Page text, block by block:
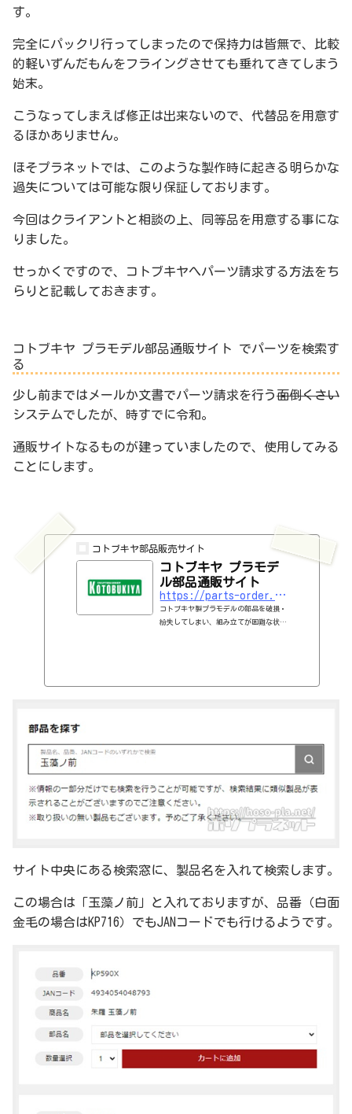
す。
完全にパックリ行ってしまったので保持力は皆無で、比較
的軽いずんだもんをフライングさせても垂れてきてしまう
始末。
こうなってしまえば修正は出来ないので、代替品を用意す
るほかありません。
ほそプラネットでは、このような製作時に起きる明らかな
過失については可能な限り保証しております。
今回はクライアントと相談の上、同等品を用意する事にな
りました。
せっかくですので、コトブキヤへパーツ請求する方法をち
らりと記載しておきます。
コトブキヤ プラモデル部品通販サイト でパーツを検索す
る
少し前まではメールか文書でパーツ請求を行う面倒くさい
システムでしたが、時すでに令和。
通販サイトなるものが建っていましたので、使用してみる
ことにします。
コトブキヤ部品販売サイト
コトブキヤ プラモデ
ル部品通販サイト
https://parts-order.kotobukiya.co.jp
コトブキヤ製プラモデルの部品を破損・
紛失してしまい、組み立てが困難な状態
サイト中央にある検索窓に、製品名を入れて検索します。
この場合は「玉藻ノ前」と入れておりますが、品番（白面
金毛の場合はKP716）でもJANコードでも行けるようです。